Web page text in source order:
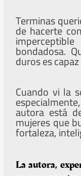
Terminas
de hacerte
bondadosa.
duros es
Cuando vi la
autora está
mujeres que
fortaleza,
La autora,